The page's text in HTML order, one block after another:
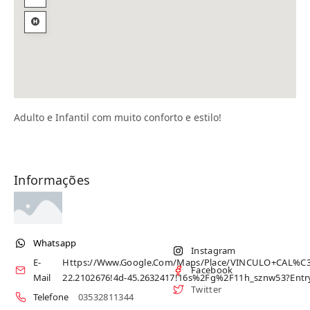
Adulto e Infantil com muito conforto e estilo!
Informações
Whatsapp
E-
Mail
Https://www.google.com/maps/place/
22.2102676!4d-
Telefone
03532811344
Instagram
Facebook
Twitter